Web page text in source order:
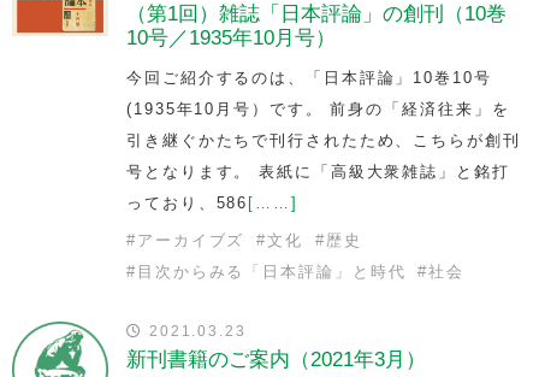
（第1回）雑誌「日本評論」の創刊（10巻
10号／1935年10月号）
今回ご紹介するのは、「日本評論」10巻10号
(1935年10月号）です。 前身の「経済往来」を
引き継ぐかたちで刊行されたため、こちらが創刊
号となります。 表紙に「高級大衆雑誌」と銘打
っており、586 [……]
# アーカイブズ #文化 # 歴史
# 目次からみる「日本評論」と時代 #社会
2021.03.23
新刊書籍のご案内（2021年3月）